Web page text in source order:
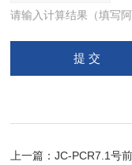
请输入计算结果（填写
上一篇：JC-PCR7.1号